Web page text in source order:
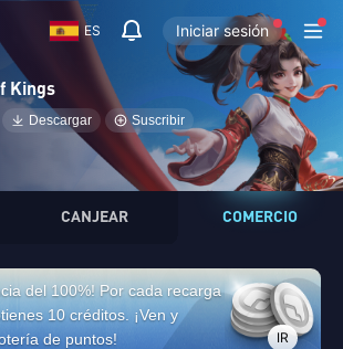
ES Iniciar sesión
Kings
Descargar Suscribir
CANJEAR COMERCIO
del 100%! Por cada recarga
10 créditos. ¡Ven y
de puntos!
IR